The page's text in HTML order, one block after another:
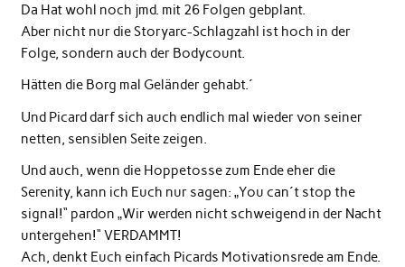
Da Hat wohl noch jmd. mit 26 Folgen gebplant.
Aber nicht nur die Storyarc-Schlagzahl ist hoch in der
Folge, sondern auch der Bodycount.
Hätten die Borg mal Geländer gehabt.´
Und Picard darf sich auch endlich mal wieder von seiner
netten, sensiblen Seite zeigen.
Und auch, wenn die Hoppetosse zum Ende eher die
Serenity, kann ich Euch nur sagen: „You can´t stop the
signal!“ pardon „Wir werden nicht schweigend in der Nacht
untergehen!“ VERDAMMT!
Ach, denkt Euch einfach Picards Motivationsrede am Ende.